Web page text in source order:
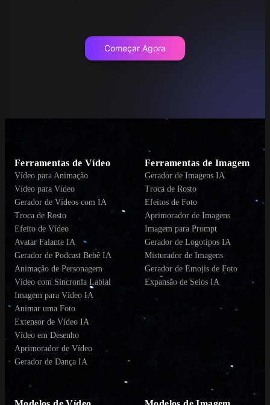
Começar Agora
Ferramentas de Vídeo
Vídeo para Animação
Vídeo para Vídeo
Gerador de Vídeos com IA
Troca de Rosto
Efeito de Vídeo
Avatar Falante IA
Gerador de Podcast Bebê IA
Animação de Personagem
Vídeo com Sincronia Labial
Imagem para Vídeo IA
Animar uma Foto
Extensor de Vídeo IA
Vídeo em Desenho
Aprimorador de Vídeo
Gerador de Dança IA
Ferramentas de Imagem
Gerador de Imagens IA
Troca de Rosto
Efeitos de Foto
Aprimorador de Imagens
Imagem para Prompt
Gerador de Logotipos IA
Misturador de Imagens
Gerador de Emojis de Foto
Expansão de Seios IA